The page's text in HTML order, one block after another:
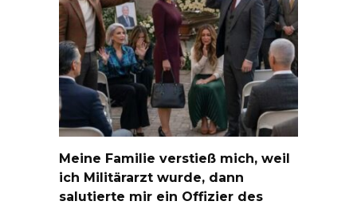
Meine Familie verstieß mich, weil
ich Militärarzt wurde, dann
salutierte mir ein Offizier des